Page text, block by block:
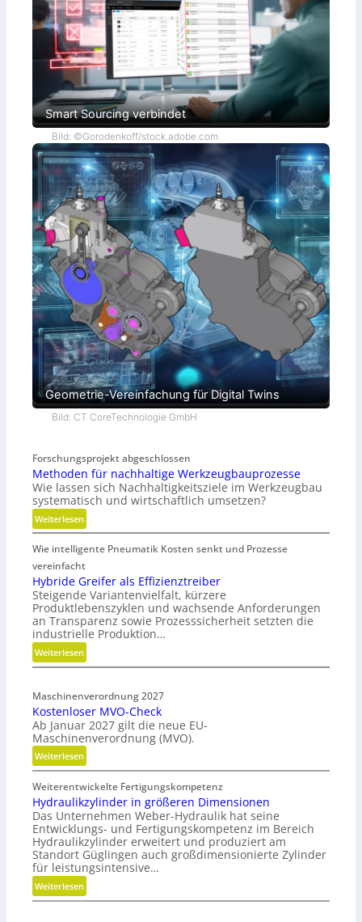
Smart Sourcing verbindet
Bild: ©Gorodenkoff/stock.adobe.com
Geometrie-Vereinfachung für Digital Twins
Bild: CT CoreTechnologie GmbH
Forschungsprojekt abgeschlossen
Methoden für nachhaltige Werkzeugbauprozesse
Wie lassen sich Nachhaltigkeitsziele im Werkzeugbau
systematisch und wirtschaftlich umsetzen?
Weiterlesen:
M
e
t
h
o
d
e
n
f
ü
n
a
h
h
l
t
i
g
e
W
e
r
Wie intelligente Pneumatik Kosten senkt und Prozesse
vereinfacht
Hybride Greifer als Effizienztreiber
Steigende Variantenvielfalt, kürzere
Produktlebenszyklen und wachsende Anforderungen
an Transparenz sowie Prozesssicherheit setzten die
industrielle Produktion…
Weiterlesen:
H
b
r
i
d
e
G
r
e
i
f
e
r
l
Maschinenverordnung 2027
Kostenloser MVO-Check
Ab Januar 2027 gilt die neue EU-
Maschinenverordnung (MVO).
Weiterlesen:
K
o
s
t
e
n
l
o
s
Weiterentwickelte Fertigungskompetenz
Hydraulikzylinder in größeren Dimensionen
Das Unternehmen Weber-Hydraulik hat seine
Entwicklungs- und Fertigungskompetenz im Bereich
Hydraulikzylinder erweitert und produziert am
Standort Güglingen auch großdimensionierte Zylinder
für leistungsintensive…
Weiterlesen:
H